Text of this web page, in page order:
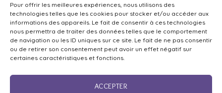
Pour offrir les meilleures expériences, nous utilisons des
technologies telles que les cookies pour stocker et/ou accéder aux
informations des appareils. Le fait de consentir à ces technologies
nous permettra de traiter des données telles que le comportement
de navigation ou les ID uniques sur ce site. Le fait de ne pas consentir
ou de retirer son consentement peut avoir un effet négatif sur
certaines caractéristiques et fonctions.
ACCEPTER